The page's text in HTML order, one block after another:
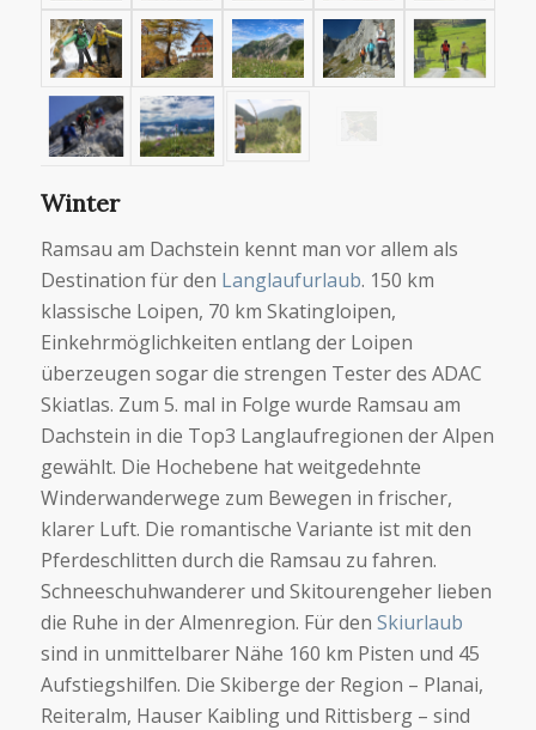
Winter
Ramsau am Dachstein kennt man vor allem als
Destination für den Langlaufurlaub. 150 km
klassische Loipen, 70 km Skatingloipen,
Einkehrmöglichkeiten entlang der Loipen
überzeugen sogar die strengen Tester des ADAC
Skiatlas. Zum 5. mal in Folge wurde Ramsau am
Dachstein in die Top3 Langlaufregionen der Alpen
gewählt. Die Hochebene hat weitgedehnte
Winderwanderwege zum Bewegen in frischer,
klarer Luft. Die romantische Variante ist mit den
Pferdeschlitten durch die Ramsau zu fahren.
Schneeschuhwanderer und Skitourengeher lieben
die Ruhe in der Almenregion. Für den Skiurlaub
sind in unmittelbarer Nähe 160 km Pisten und 45
Aufstiegshilfen. Die Skiberge der Region – Planai,
Reiteralm, Hauser Kaibling und Rittisberg – sind